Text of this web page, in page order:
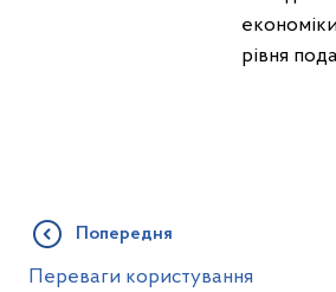
рівня
Попередня
Переваги користування